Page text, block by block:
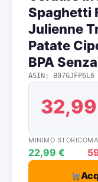
Spaghetti
Julienne
Patate
BPA Senza
ASIN: B07GJFP6L6
MINIMO STORICO
22,99 €